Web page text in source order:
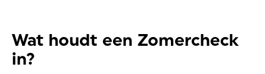
Wat houdt een Zomercheck
in?